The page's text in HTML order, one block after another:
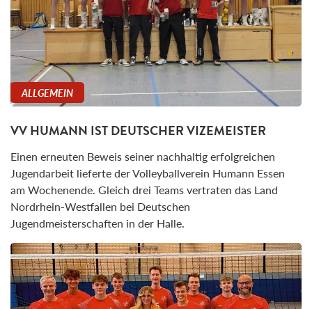
ALLGEMEIN
VV HUMANN IST DEUTSCHER VIZEMEISTER
Einen erneuten Beweis seiner nachhaltig erfolgreichen
Jugendarbeit lieferte der Volleyballverein Humann Essen
am Wochenende. Gleich drei Teams vertraten das Land
Nordrhein-Westfallen bei Deutschen
Jugendmeisterschaften in der Halle.